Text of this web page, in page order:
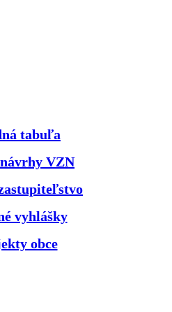
tabuľa
VZN
vyhlášky
obce